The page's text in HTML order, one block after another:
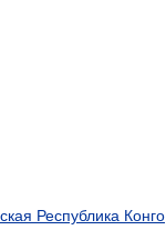
Республика Конго